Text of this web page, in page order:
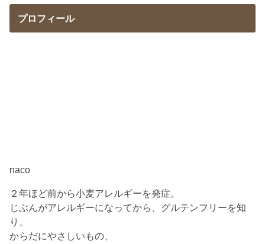
プロフィール
naco
２年ほど前から小麦アレルギーを発症。
じぶんがアレルギーになってから、グルテンフリーを知
り、
からだにやさしいもの、